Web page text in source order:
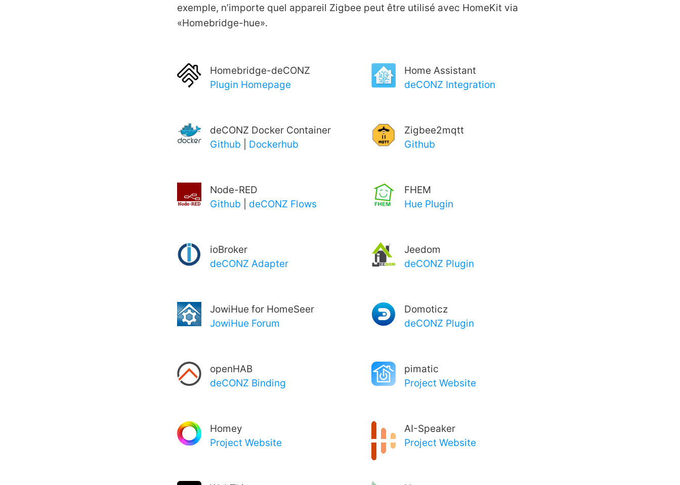
exemple, n’importe quel appareil Zigbee peut être utilisé avec HomeKit via
«Homebridge-hue».
Homebridge-deCONZ
Plugin Homepage
Home Assistant
deCONZ Integration
deCONZ Docker Container
Github
Dockerhub
Zigbee2mqtt
Github
Node-RED
Github
deCONZ Flows
FHEM
Hue Plugin
ioBroker
deCONZ Adapter
Jeedom
deCONZ Plugin
JowiHue for HomeSeer
JowiHue Forum
Domoticz
deCONZ Plugin
openHAB
deCONZ Binding
pimatic
Project Website
Homey
Project Website
AI-Speaker
Project Website